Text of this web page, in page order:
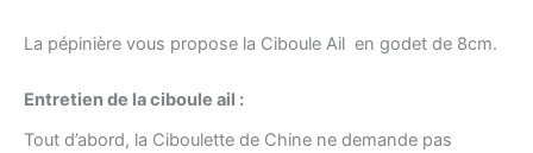
La pépinière vous propose la Ciboule Ail en godet de 8cm.
Entretien de la ciboule ail :
Tout d’abord, la Ciboulette de Chine ne demande pas